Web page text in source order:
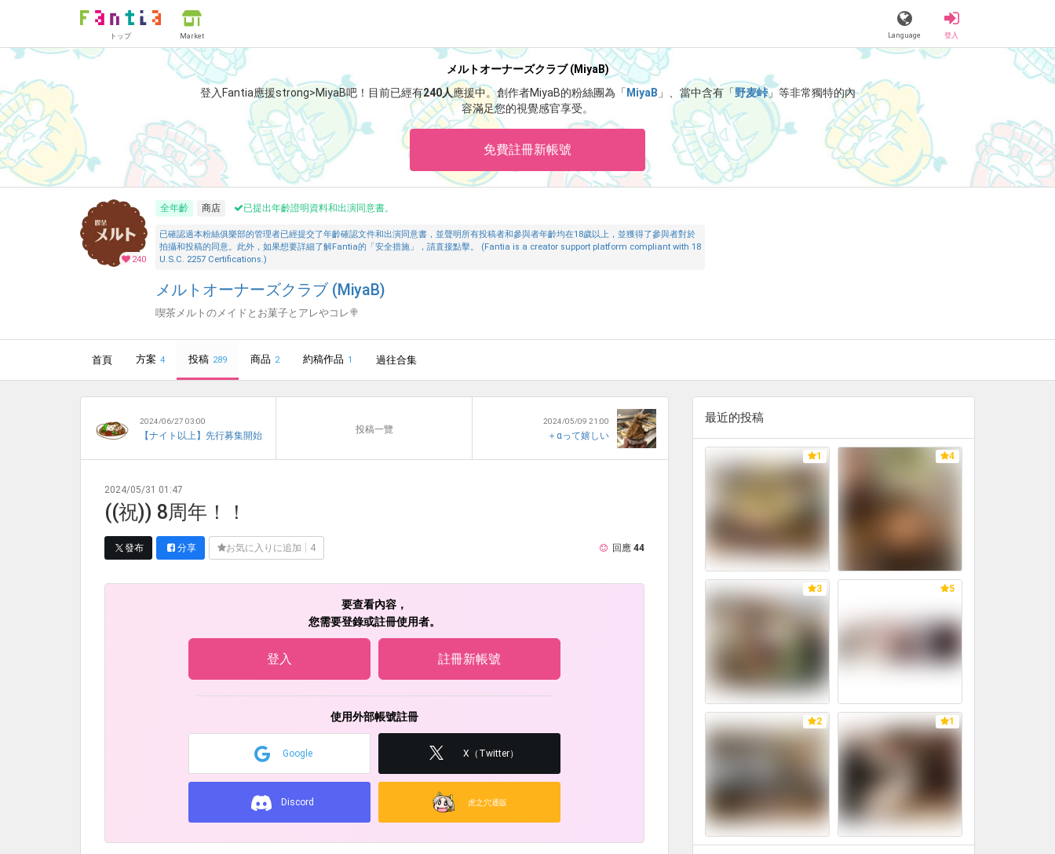
トップ Market Language 登入
メルトオーナーズクラブ (MiyaB)
登入Fantia應援strong>MiyaB吧！ 目前已經有240人應援中。創作者MiyaB的粉絲團為「 MiyaB 」、當中含有「野麦峠」等非常獨特的內
容滿足您的視覺感官享受。
免費註冊新帳號
240
全年齡 商店 已提出年齡證明資料和出演同意書。
已確認過本粉絲俱樂部的管理者已經提交了年齡確認文件和出演同意書，並聲明所有投稿者和參與者年齡均在18歲以上，並獲得了參與者對於
拍攝和投稿的同意。此外，如果想要詳細了解Fantia的「安全措施」，請直接點擊。 (Fantia is a creator support platform compliant with 18
U.S.C. 2257 Certifications.)
メルトオーナーズクラブ (MiyaB)
喫茶メルトのメイドとお菓子とアレやコレ🍭
首頁 方案 4 投稿 289 商品 2 約稿作品 1 過往合集
2024/06/27 03:00
【ナイト以上】先行募集開始
投稿一覽
2024/05/09 21:00
＋αって嬉しい
2024/05/31 01:47
((祝)) 8周年！！
發布 分享 お気に入りに追加 4 回應 44
要查看內容，
您需要登錄或註冊使用者。
登入 註冊新帳號
使用外部帳號註冊
Google X（Twitter）
Discord 虎之穴通販
最近的投稿
1 4
3 5
2 1